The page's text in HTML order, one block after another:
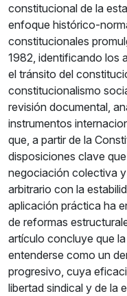
constitucional de la
enfoque histórico-
constitucionales
1982, identificando los
el tránsito del
constitucionalismo
revisión documental,
instrumentos
que, a partir de la
disposiciones clave
negociación colectiva
arbitrario con la
aplicación práctica ha
de reformas
artículo concluye que
entenderse como un
progresivo, cuya
libertad sindical y de la